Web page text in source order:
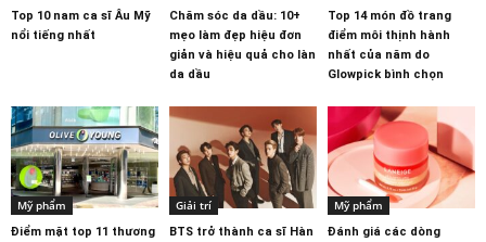
Top 10 nam ca sĩ Âu Mỹ
nổi tiếng nhất
Chăm sóc da dầu: 10+
mẹo làm đẹp hiệu đơn
giản và hiệu quả cho làn
da dầu
Top 14 món đồ trang
điểm môi thịnh hành
nhất của năm do
Glowpick bình chọn
Mỹ phẩm
Điểm mặt top 11 thương
Giải trí
BTS trở thành ca sĩ Hàn
Mỹ phẩm
Đánh giá các dòng